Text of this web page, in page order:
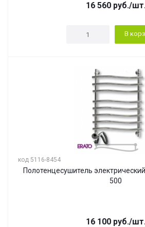
16 560руб./
В
код 5116-8454
Полотенцесушитель
500
16 100руб./